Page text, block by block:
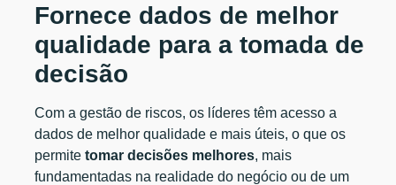
Fornece dados de melhor
qualidade para a tomada de
decisão
Com a gestão de riscos, os líderes têm acesso a
dados de melhor qualidade e mais úteis, o que os
permitetomar decisões melhores, mais
fundamentadas na realidade do negócio ou de um